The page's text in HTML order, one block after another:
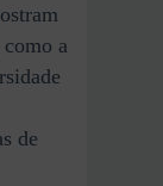
a
de